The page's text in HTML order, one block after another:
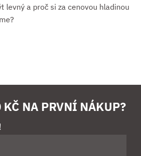
levný a proč si za cenovou hladinou
KČ NA PRVNÍ NÁKUP?